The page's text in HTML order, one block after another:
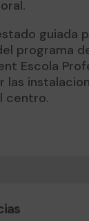
guiada
programa
Escola
las
centro.